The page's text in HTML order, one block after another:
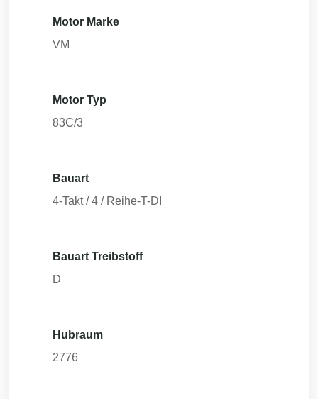
Motor Marke
VM
Motor Typ
83C/3
Bauart
4-Takt / 4 / Reihe-T-DI
Bauart Treibstoff
D
Hubraum
2776